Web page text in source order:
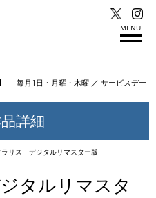
MENU
毎月1日・月曜・木曜 ／ サービスデー
詳細
ラリス デジタルリマスター版
タルリマスタ